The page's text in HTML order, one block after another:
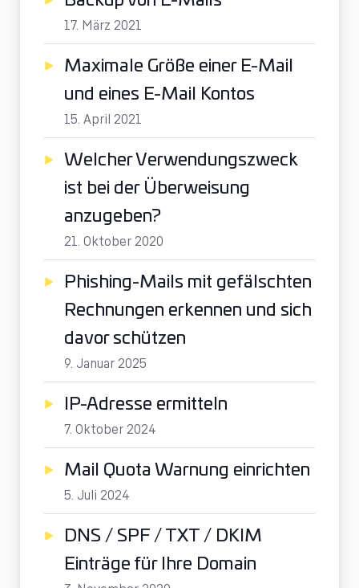
17. März 2021
Maximale Größe einer E-Mail
und eines E-Mail Kontos
15. April 2021
Welcher Verwendungszweck
ist bei der Überweisung
anzugeben?
21. Oktober 2020
Phishing-Mails mit gefälschten
Rechnungen erkennen und sich
davor schützen
9. Januar 2025
IP-Adresse ermitteln
7. Oktober 2024
Mail Quota Warnung einrichten
5. Juli 2024
DNS / SPF / TXT / DKIM
Einträge für Ihre Domain